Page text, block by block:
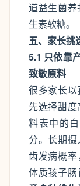
道益生菌养
生素软糖。
五、家长挑
5.1 只依靠
致敏原料
很多家长
先选择甜
料表中的
分。长期
齿发病概
体质孩子肠